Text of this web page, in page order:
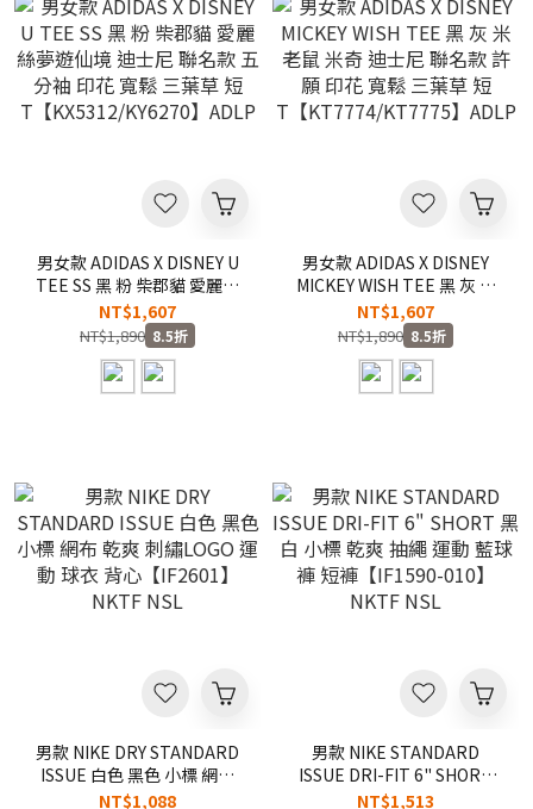
男女款 ADIDAS X DISNEY U
TEE SS 黑 粉 柴郡貓 愛麗絲
夢遊仙境 迪士尼 聯名款 五分
袖 印花 寬鬆 三葉草 短
T【KX5312/KY6270】ADLP
NT$1,607
NT$1,890 8.5折
男女款 ADIDAS X DISNEY
MICKEY WISH TEE 黑 灰 米
老鼠 米奇 迪士尼 聯名款 許
願 印花 寬鬆 三葉草 短
T【KT7774/KT7775】
ADLP
NT$1,607
NT$1,890 8.5折
男款 NIKE DRY STANDARD
ISSUE 白色 黑色 小標 網布
乾爽 刺繡LOGO 運動 球衣 背
NT$1,088
男款 NIKE STANDARD
ISSUE DRI-FIT 6" SHORT
黑白 小標 乾爽 抽繩 運動 藍
NT$1,513